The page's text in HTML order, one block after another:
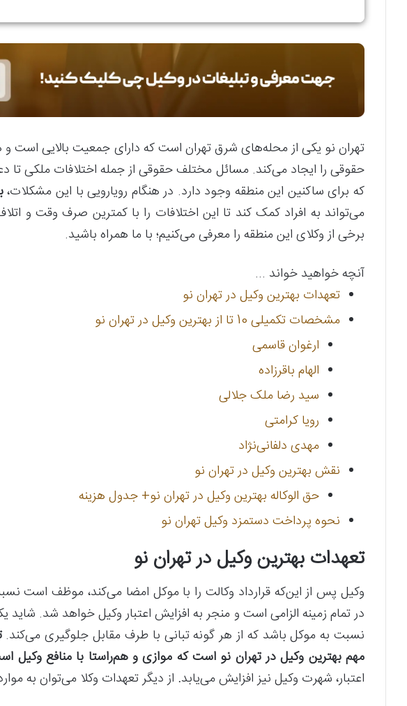
تهران نو یکی از محله‌های شرق تهران است که دارای جمعیت بالایی
حقوقی را ایجاد می‌کند. مسائل مختلف حقوقی از جمله اختلافات ملکی
که برای ساکنین این منطقه وجود دارد. در هنگام رویارویی با این مشکلات،
می‌تواند به افراد کمک کند تا این اختلافات را با کمترین صرف وقت و
برخی از وکلای این منطقه را معرفی می‌کنیم؛ با ما همراه باشید.
آنچه خواهید خواند ...
تعهدات بهترین وکیل در تهران نو
مشخصات تکمیلی 10 تا از بهترین وکیل در تهران نو
ارغوان قاسمی
الهام باقرزاده
سید رضا ملک جلالی
رویا کرامتی
مهدی دلفانی‌نژاد
نقش بهترین وکیل در تهران نو
حق الوکاله بهترین وکیل در تهران نو+ جدول هزینه
نحوه پرداخت دستمزد وکیل تهران نو
تعهدات بهترین وکیل در تهران نو
وکیل پس از این‌که قرارداد وکالت را با موکل امضا می‌کند، موظف است
در تمام زمینه الزامی است و منجر به افزایش اعتبار وکیل خواهد شد. شاید
نسبت به موکل باشد که از هر گونه تبانی با طرف مقابل جلوگیری می‌کند.
مهم بهترین وکیل در تهران نو است که موازی و هم‌راستا با منافع وکیل
اعتبار، شهرت وکیل نیز افزایش می‌یابد. از دیگر تعهدات وکلا می‌توان به